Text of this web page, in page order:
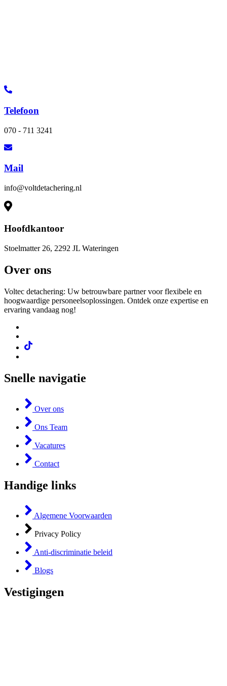
Telefoon
070 - 711 3241
Mail
info@voltdetachering.nl
Hoofdkantoor
Stoelmatter 26, 2292 JL Wateringen
Over ons
Voltec detachering: Uw betrouwbare partner voor flexibele en
hoogwaardige personeelsoplossingen. Ontdek onze expertise en
ervaring vandaag nog!
Snelle navigatie
Over ons
Ons Team
Vacatures
Contact
Handige links
Algemene Voorwaarden
Privacy Policy
Anti-discriminatie beleid
Blogs
Vestigingen